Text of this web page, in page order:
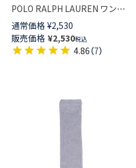
POLO RALPH LAUREN ワンポ
イント 2WAY レッグ&アームウ
ォーマー オーガニックコットン
混 レディース 03228638
通常価格 ¥2,530
販売価格 ¥2,530税込
4.86（7）